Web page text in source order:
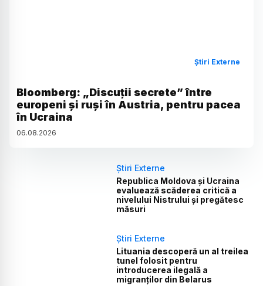
Știri Externe
Bloomberg: „Discuții secrete” între
europeni și ruși în Austria, pentru pacea
în Ucraina
06.08.2026
Știri Externe
Republica Moldova și Ucraina
evaluează scăderea critică a
nivelului Nistrului și pregătesc
măsuri
Știri Externe
Lituania descoperă un al treilea
tunel folosit pentru
introducerea ilegală a
migranților din Belarus